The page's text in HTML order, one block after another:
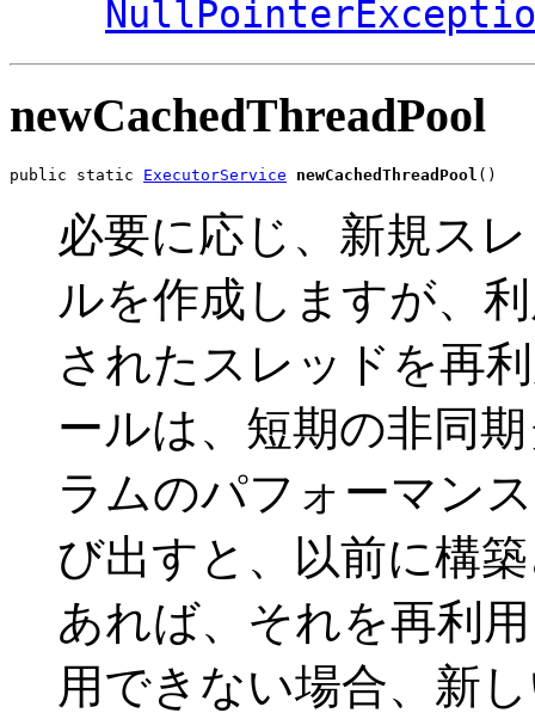
newCachedThreadPool
public static ExecutorService newCachedThreadPool ()
必要に応じ、新規ス
ルを作成しますが、
されたスレッドを再
ールは、短期の非同
ラムのパフォーマン
び出すと、以前に構
あれば、それを再利
用できない場合、新